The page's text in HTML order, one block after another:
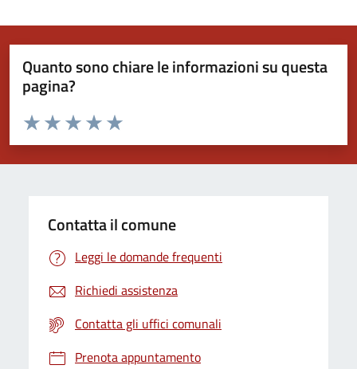
Quanto sono chiare le informazioni su questa
pagina?
Valuta da 1 a 5 stelle la pagina
Valuta 5 stelle su 5
Valuta 4 stelle su 5
Valuta 3 stelle su 5
Valuta 2 stelle su 5
Valuta 1 stelle su 5
Contatta il comune
Leggi le domande frequenti
Richiedi assistenza
Contatta gli uffici comunali
Prenota appuntamento